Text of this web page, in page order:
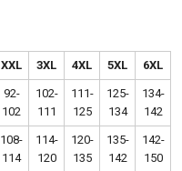
XXL 3XL 4XL 5XL 6XL
92-
102
102-
111
111-
125
125-
134
134-
142
108-
114
114-
120
120-
135
135-
142
142-
150